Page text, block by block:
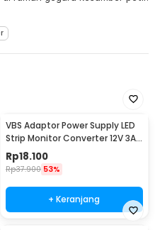
VBS Adaptor Power Supply LED
Strip Monitor Converter 12V 3A
36W - AYD-1230
Rp18.100
Rp37.900 53%
+ Keranjang